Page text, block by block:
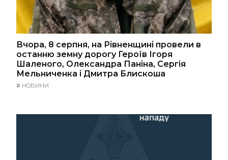
Вчора, 8 серпня, на Рівненщині провели в
останню земну дорогу Героїв Ігоря
Шаленого, Олександра Паніна, Сергія
Мельниченка і Дмитра Блискоша
# НОВИНИ